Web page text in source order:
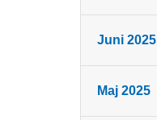
Juni 2025
Maj 2025